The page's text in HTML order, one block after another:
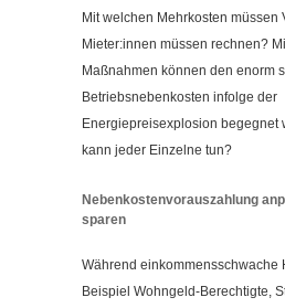
Datenschutzerklärung
Cookieeinstellungen ändern
Mit welchen Mehrkosten müssen
Mieter:innen müssen rechnen?
Maßnahmen können den enorm
Betriebsnebenkosten infolge der
Energiepreisexplosion begegnet
kann jeder Einzelne tun?
Nebenkostenvorauszahlung
sparen
Während einkommensschwache
Beispiel Wohngeld-Berechtigte,